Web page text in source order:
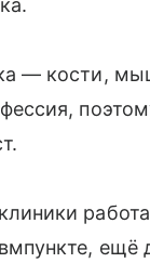
— кости,